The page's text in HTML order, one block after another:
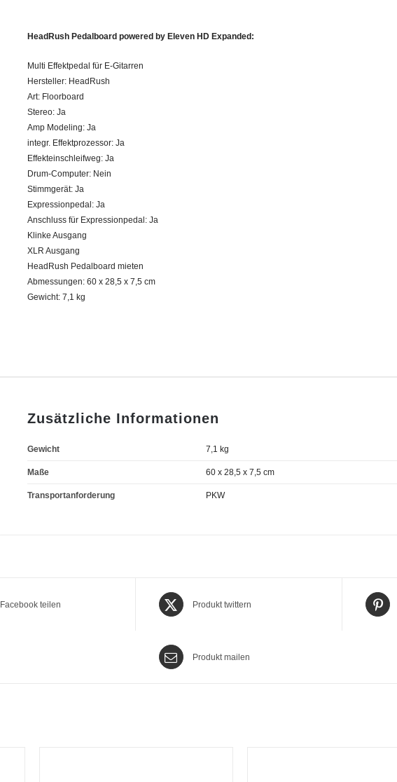
HeadRush Pedalboard powered by Eleven HD Expanded:
Multi Effektpedal für E-Gitarren
Hersteller: HeadRush
Art: Floorboard
Stereo: Ja
Amp Modeling: Ja
integr. Effektprozessor: Ja
Effekteinschleifweg: Ja
Drum-Computer: Nein
Stimmgerät: Ja
Expressionpedal: Ja
Anschluss für Expressionpedal: Ja
Klinke Ausgang
XLR Ausgang
HeadRush Pedalboard mieten
Abmessungen: 60 x 28,5 x 7,5 cm
Gewicht: 7,1 kg
Zusätzliche Informationen
Gewicht 7,1 kg
Maße 60 x 28,5 x 7,5 cm
Transportanforderung PKW
teilen Produkt twittern
Produkt mailen